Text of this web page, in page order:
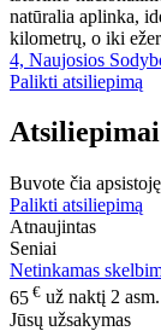
natūralia aplinka,
kilometrų, o iki
4, Naujosios
Palikti atsiliepimą
Atsiliepimai
Buvote čia
Palikti atsiliepimą
Atnaujintas
Seniai
Netinkamas
65 € už naktį 2 asm.
Jūsų užsakymas